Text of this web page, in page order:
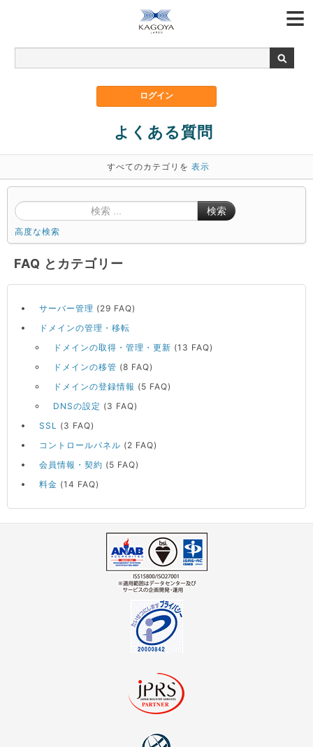
よくある質問
すべてのカテゴリを 表示
検索
高度な検索
FAQ とカテゴリー
サーバー管理 (29 FAQ)
ドメインの管理・移転
ドメインの取得・管理・更新 (13 FAQ)
ドメインの移管 (8 FAQ)
ドメインの登録情報 (5 FAQ)
DNSの設定 (3 FAQ)
SSL
(3 FAQ)
コントロールパネル (2 FAQ)
会員情報・契約 (5 FAQ)
料金 (14 FAQ)